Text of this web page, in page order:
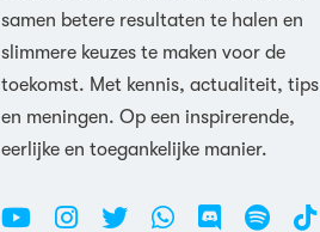
samen betere resultaten te halen en
slimmere keuzes te maken voor de
toekomst. Met kennis, actualiteit, tips
en meningen. Op een inspirerende,
eerlijke en toegankelijke manier.